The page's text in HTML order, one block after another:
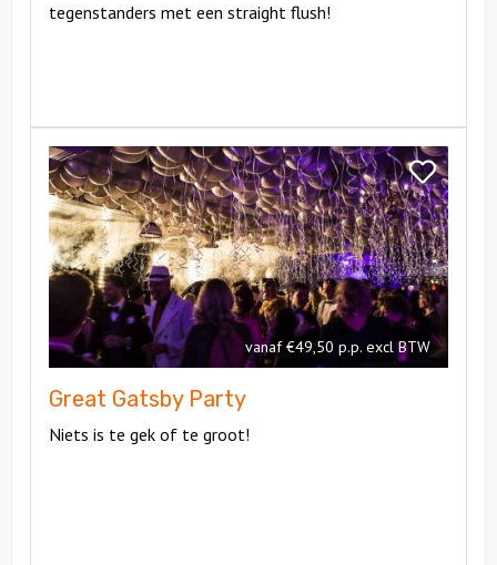
tegenstanders met een straight flush!
Bekijk
Great
Gatsby
Party
vanaf €49,50 p.p. excl BTW
Great Gatsby Party
Niets is te gek of te groot!
Bekijk
Great
Gatsby
Party